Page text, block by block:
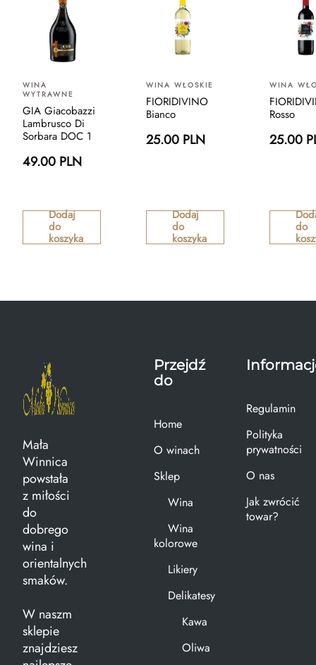
WINA
WYTRAWNE
GIA Giacobazzi
Lambrusco Di
Sorbara DOC 1
49.00 PLN
Dodaj
do
koszyka
WINA WŁOSKIE
FIORIDIVINO
Bianco
25.00 PLN
Dodaj
do
koszyka
WINA
Rosso
25.00
do
Mała
Winnica
powstała
z miłości
do
dobrego
wina i
orientalnych
smaków.
W naszm
sklepie
znajdziesz
Przejdź
do
Home
O winach
Sklep
Wina
Wina
kolorowe
Likiery
Delikatesy
Kawa
Oliwa
Regulamin
Polityka
prywatności
O nas
Jak zwrócić
towar?